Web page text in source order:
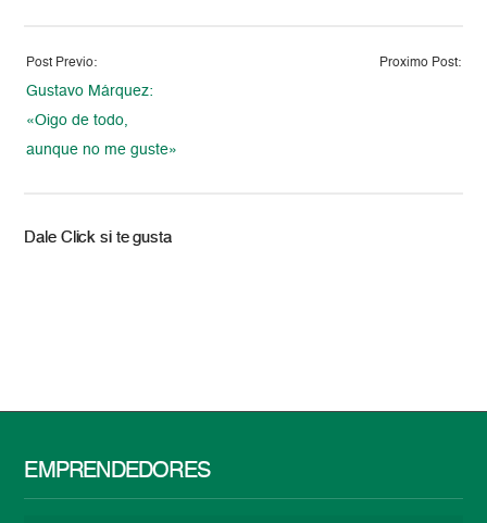
Post Previo:
Gustavo Márquez:
«Oigo de todo,
aunque no me guste»
Proximo Post:
Dale Click si te gusta
EMPRENDEDORES